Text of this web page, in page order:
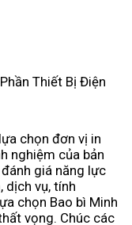
Thiết Bị Điện
chọn đơn vị in
nghiệm của bản
giá năng lực
dịch vụ, tính
chọn Bao bì Minh
vọng. Chúc các